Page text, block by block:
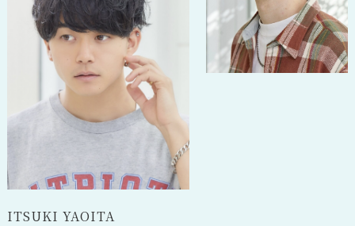
ITSUKI YAOITA